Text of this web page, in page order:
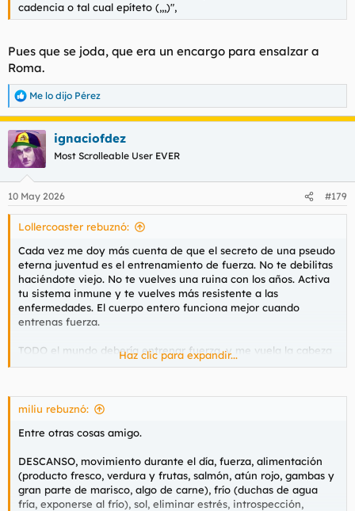
cadencia o tal cual epíteto (,,,)",
Pues que se joda, que era un encargo para ensalzar a
Roma.
R
e
a
c
c
i
e
s
Me lo dijo Pérez
ignaciofdez
Most Scrolleable User EVER
10 May 2026 #179
Lollercoaster rebuznó:
Cada vez me doy más cuenta de que el secreto de una pseudo
eterna juventud es el entrenamiento de fuerza. No te debilitas
haciéndote viejo. No te vuelves una ruina con los años. Activa
tu sistema inmune y te vuelves más resistente a las
enfermedades. El cuerpo entero funciona mejor cuando
entrenas fuerza.
TODO el mundo debería entrenar fuerza, y me vuela la cabeza
cómo no se enseña en educación física en los colegios cómo
Haz clic para expandir...
miliu rebuznó:
Entre otras cosas amigo.
DESCANSO, movimiento durante el día, fuerza, alimentación
(producto fresco, verdura y frutas, salmón, atún rojo, gambas y
gran parte de marisco, algo de carne), frío (duchas de agua
fría, exponerse al frío), sol, eliminar estrés, introspección,